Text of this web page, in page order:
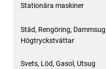
Stationära maskiner
Städ, Rengöring,
Högtryckstvättar
Svets, Löd, Gasol, Utsug